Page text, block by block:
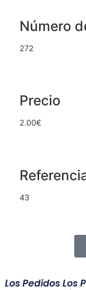
Número
272
Precio
2.00€
43
Los Pedidos Los